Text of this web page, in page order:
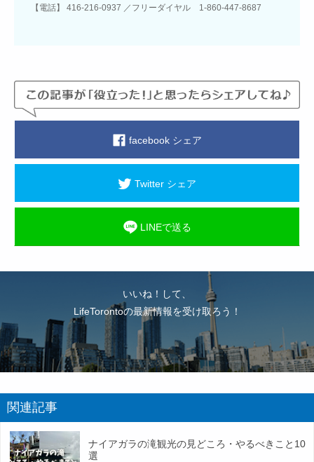
【電話】 416-216-0937 ／フリーダイヤル 1-860-447-8687
facebook シェア
Twitter シェア
LINEで送る
いいね！して、
LifeTorontoの最新情報を受け取ろう！
関連記事
ナイアガラの滝観光の見どころ・やるべきこと10
選